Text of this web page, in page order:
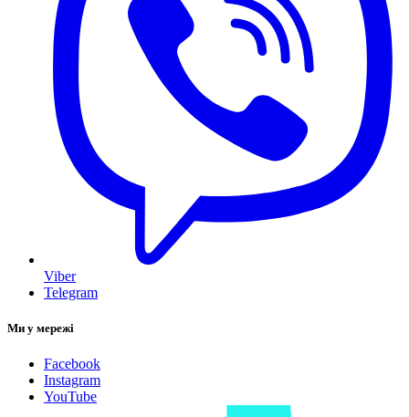
Viber
Telegram
Ми у мережі
Facebook
Instagram
YouTube